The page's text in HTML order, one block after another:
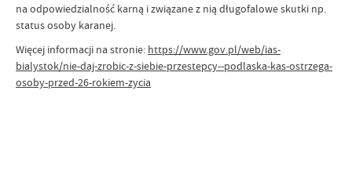
na odpowiedzialność karną i związane z nią długofalowe skutki np.
status osoby karanej.
Więcej informacji na stronie: https://www.gov.pl/web/ias-
bialystok/nie-daj-zrobic-z-siebie-przestepcy--podlaska-kas-ostrzega-
osoby-przed-26-rokiem-zycia